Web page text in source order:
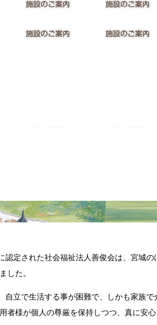
定された社会福祉法人善俊会は、宮城
した。
立で生活する事が困難で、しかも家族
様が個人の尊厳を保持しつつ、真に安